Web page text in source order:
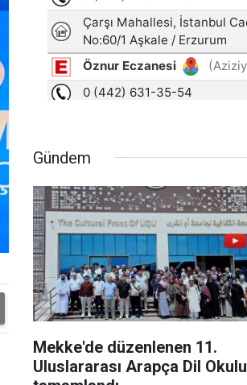
Gündem
Mekke'de düzenlenen 11.
Uluslararası Arapça Dil Okulu